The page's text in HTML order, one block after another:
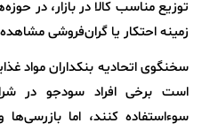
توزیع مناسب کالا در بازار، در
زمینه احتکار یا گران‌فروشی
سخنگوی اتحادیه بنکداران مواد
است برخی افراد سودجو در
سوءاستفاده کنند، اما